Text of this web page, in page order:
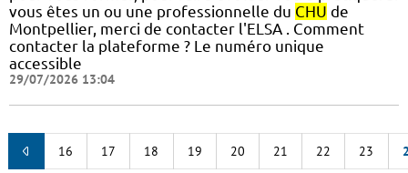
vous êtes un ou une professionnelle du CHU de
Montpellier, merci de contacter l'ELSA . Comment
contacter la plateforme ? Le numéro unique
accessible
29/07/2026 13:04
16 17 18 19 20 21 22 23